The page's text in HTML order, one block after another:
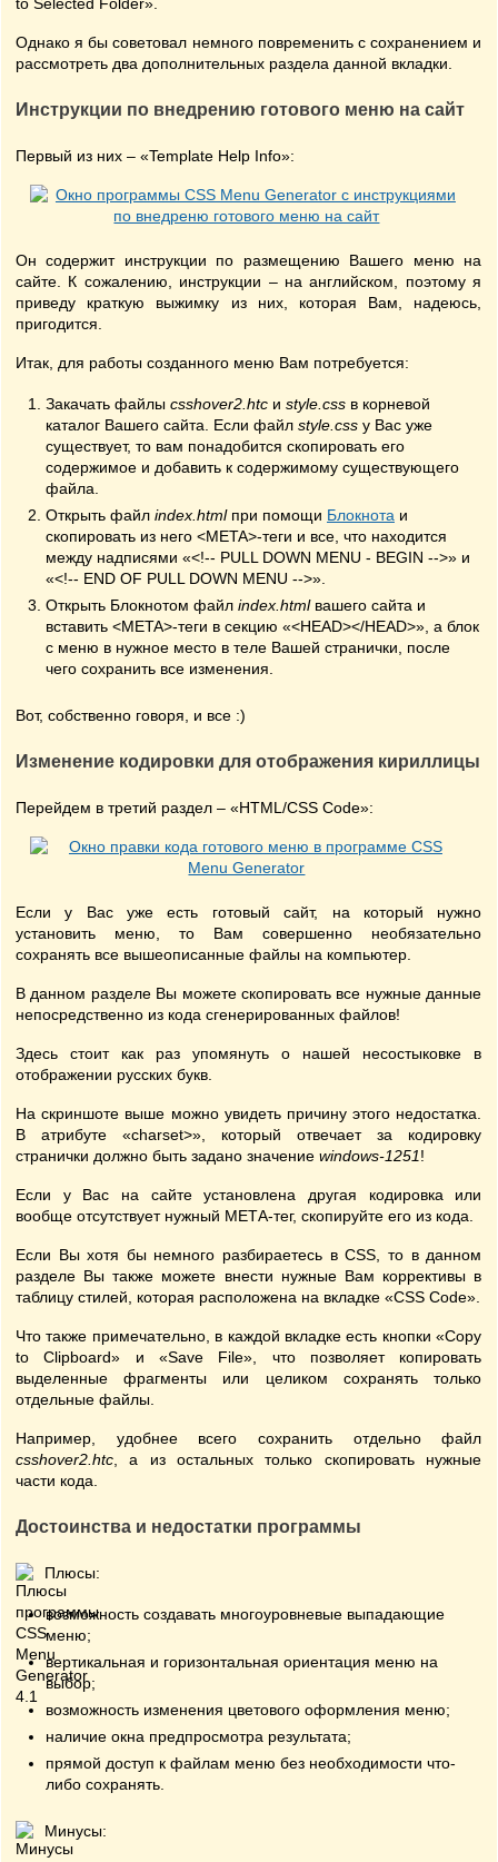
Однако я бы советовал немного повременить с сохранением и
рассмотреть два дополнительных раздела данной вкладки.
Инструкции по внедрению готового меню на сайт
Первый из них – «Template Help Info»:
Он содержит инструкции по размещению Вашего меню на
сайте. К сожалению, инструкции – на английском, поэтому я
приведу краткую выжимку из них, которая Вам, надеюсь,
пригодится.
Итак, для работы созданного меню Вам потребуется:
Закачать файлы csshover2.htc и style.css в корневой
каталог Вашего сайта. Если файл style.css у Вас уже
существует, то вам понадобится скопировать его
содержимое и добавить к содержимому существующего
файла.
Открыть файл index.htmlпри помощи Блокнота и
скопировать из него <META>-теги и все, что находится
между надписями «<!-- PULL DOWN MENU - BEGIN -->» и
«<!-- END OF PULL DOWN MENU -->».
Открыть Блокнотом файл index.htmlвашего сайта и
вставить <META>-теги в секцию «<HEAD></HEAD>», а блок
с меню в нужное место в теле Вашей странички, после
чего сохранить все изменения.
Вот, собственно говоря, и все :)
Изменение кодировки для отображения кириллицы
Перейдем в третий раздел – «HTML/CSS Code»:
Если у Вас уже есть готовый сайт, на который нужно
установить меню, то Вам совершенно необязательно
сохранять все вышеописанные файлы на компьютер.
В данном разделе Вы можете скопировать все нужные данные
непосредственно из кода сгенерированных файлов!
Здесь стоит как раз упомянуть о нашей несостыковке в
отображении русских букв.
На скриншоте выше можно увидеть причину этого недостатка.
В атрибуте «charset>», который отвечает за кодировку
странички должно быть задано значение windows-1251!
Если у Вас на сайте установлена другая кодировка или
вообще отсутствует нужный МЕТА-тег, скопируйте его из кода.
Если Вы хотя бы немного разбираетесь в CSS, то в данном
разделе Вы также можете внести нужные Вам коррективы в
таблицу стилей, которая расположена на вкладке «CSS Code».
Что также примечательно, в каждой вкладке есть кнопки «Copy
to Clipboard» и «Save File», что позволяет копировать
выделенные фрагменты или целиком сохранять только
отдельные файлы.
Например, удобнее всего сохранить отдельно файл
csshover2.htc , а из остальных только скопировать нужные
части кода.
Достоинства и недостатки программы
Плюсы:
возможность создавать многоуровневые выпадающие
меню;
вертикальная и горизонтальная ориентация меню на
выбор;
возможность изменения цветового оформления меню;
наличие окна предпросмотра результата;
прямой доступ к файлам меню без необходимости что-
либо сохранять.
Минусы: